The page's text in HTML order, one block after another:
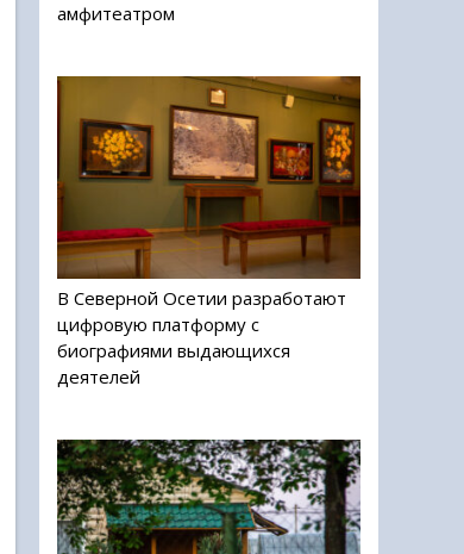
амфитеатром
В Северной Осетии разработают
цифровую платформу с
биографиями выдающихся
деятелей